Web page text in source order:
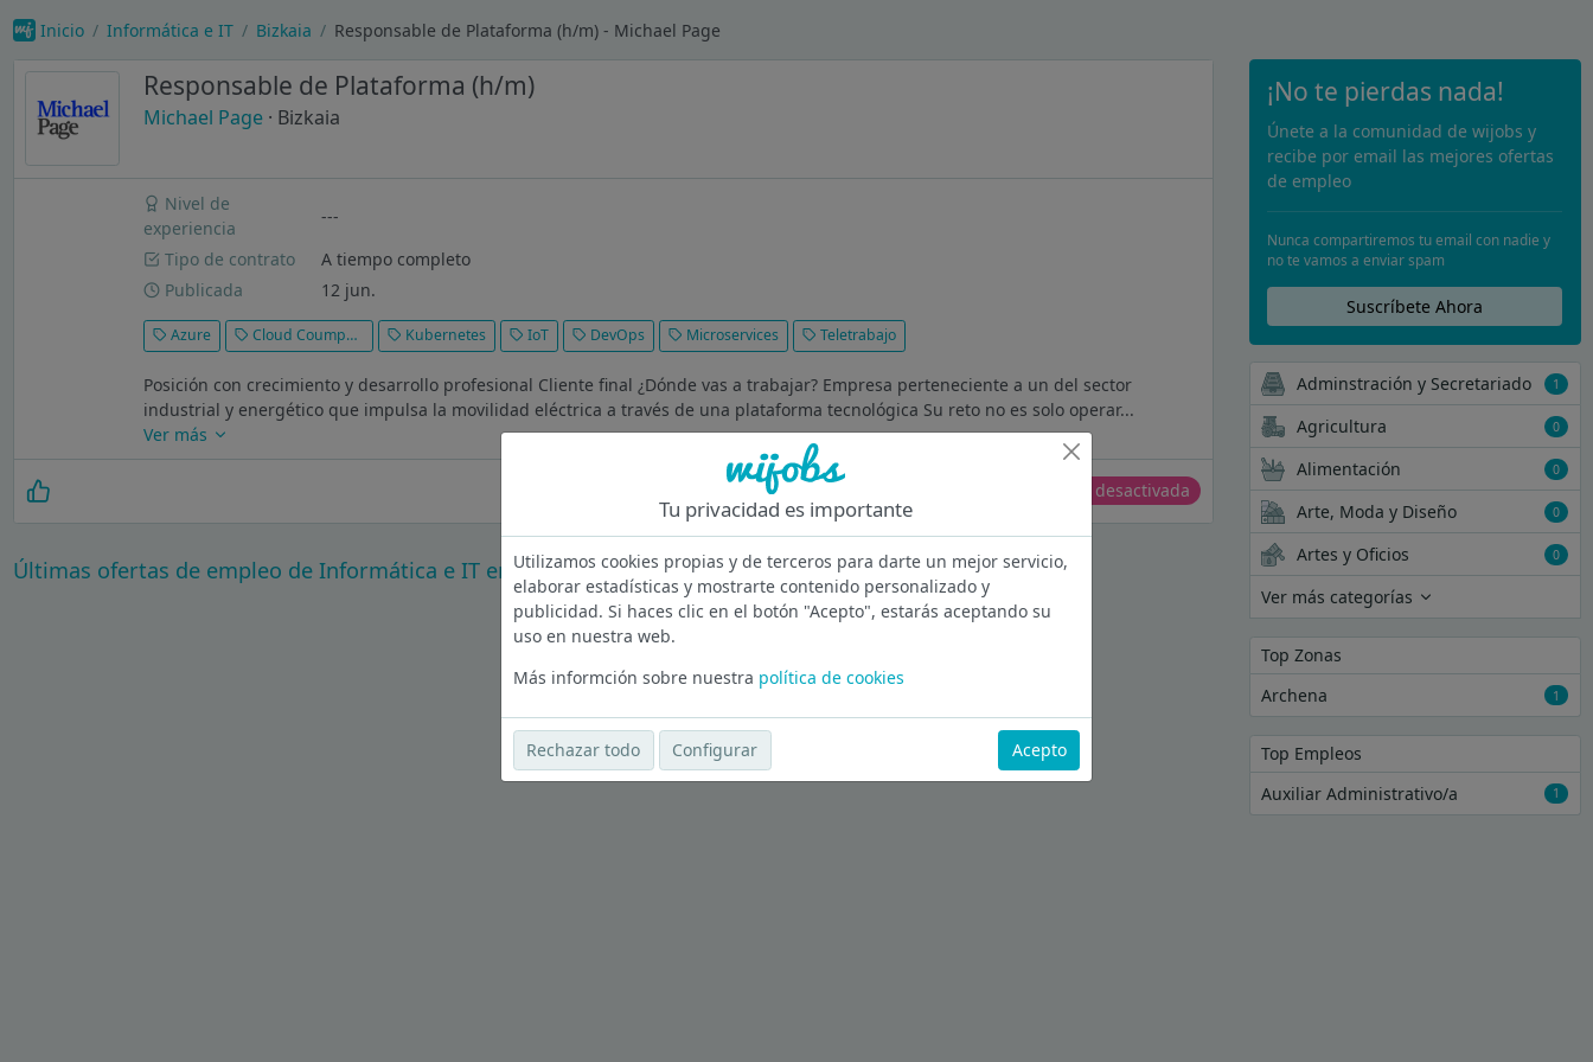
Inicio Informática e IT Bizkaia Responsable de Plataforma (h/m) - Michael Page
Responsable de Plataforma (h/m)
Michael Page · Bizkaia
Nivel de
experiencia
---
Tipo de contrato
A tiempo completo
Publicada
12 jun.
Azure Cloud Coumputing Kubernetes IoT DevOps Microservices Teletrabajo
Posición con crecimiento y desarrollo profesional Cliente final ¿Dónde vas a trabajar? Empresa perteneciente a un del sector
industrial y energético que impulsa la movilidad eléctrica a través de una plataforma tecnológica Su reto no es solo operar...
Ver más
Oferta desactivada
Últimas ofertas de empleo de Informática e IT en Bizkaia
Ver más ofertas
¡No te pierdas nada!
Únete a la comunidad de wijobs y
recibe por email las mejores ofertas
de empleo
Nunca compartiremos tu email con nadie y
no te vamos a enviar spam
Suscríbete Ahora
Adminstración y Secretariado 1
Agricultura 0
Alimentación 0
Arte, Moda y Diseño 0
Artes y Oficios 0
Ver más categorías
Top Zonas
Archena
1
Top Empleos
Auxiliar Administrativo/a
1
Tu privacidad es importante
Utilizamos cookies propias y de terceros para darte un mejor servicio,
elaborar estadísticas y mostrarte contenido personalizado y
publicidad. Si haces clic en el botón "Acepto", estarás aceptando su
uso en nuestra web.
Más informción sobre nuestra política de cookies
Rechazar todo Configurar Acepto